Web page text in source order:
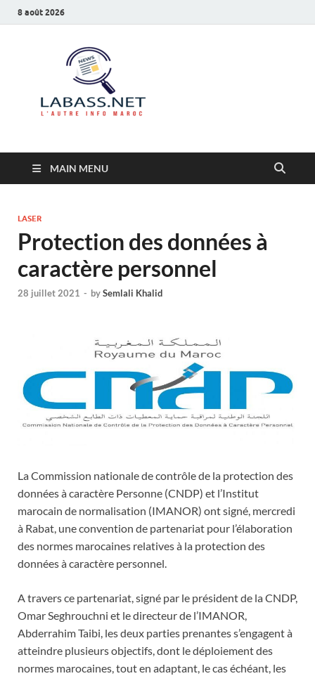
8 août 2026
MAIN MENU
LASER
Protection des données à
caractère personnel
28 juillet 2021 - bySemlali Khalid
La Commission nationale de contrôle de la protection des
données à caractère Personne (CNDP) et l’Institut
marocain de normalisation (IMANOR) ont signé, mercredi
à Rabat, une convention de partenariat pour l’élaboration
des normes marocaines relatives à la protection des
données à caractère personnel.
A travers ce partenariat, signé par le président de la CNDP,
Omar Seghrouchni et le directeur de l’IMANOR,
Abderrahim Taibi, les deux parties prenantes s’engagent à
atteindre plusieurs objectifs, dont le déploiement des
normes marocaines, tout en adaptant, le cas échéant, les